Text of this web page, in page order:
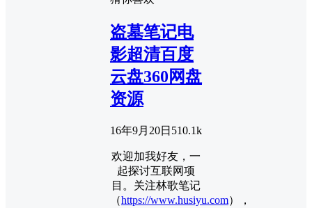
盗墓笔记电
影超清百度
云盘360网盘
资源
16年9月20日 510.1k
欢迎加我好友，一
起探讨互联网项
目。关注林歌笔记
（https://www.husiyu.com），